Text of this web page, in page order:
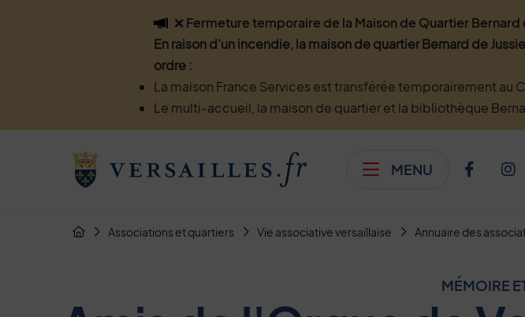
Flash info
❌ Fermeture temporaire de la Maison de Quartier Bernard
En raison d'un incendie, la maison de quartier Bernard de
ordre :
La maison France Services est transférée temporairement au
Le multi-accueil, la maison de quartier et la bibliothèque
Retour à l'accueil Afficher le menu
MENU
Fil d'Arianne de la page
Page d'accueil du site
Associations et quartiers Vie associative versaillaise Annuaire des
MÉMOIRE